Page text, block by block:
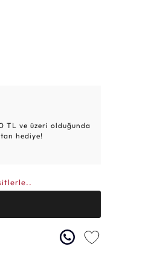
TL ve üzeri olduğunda
hediye!